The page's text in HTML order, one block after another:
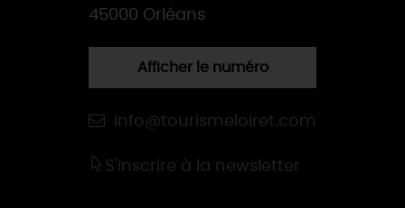
45000 Orléans
Afficher le numéro
info@tourismeloiret.com
S'inscrire à la newsletter